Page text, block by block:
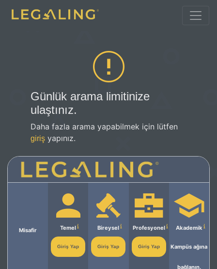
Günlük arama limitinize
ulaştınız.
Daha fazla arama yapabilmek için lütfen
giriş yapınız.
Misafir Temel
Giriş Yap
Bireysel
Giriş Yap
Profesyonel
Giriş Yap
Akademik
Kampüs ağına
bağlanın.